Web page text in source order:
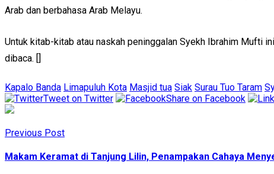
Arab dan berbahasa Arab Melayu.
Untuk kitab-kitab atau naskah peninggalan Syekh Ibrahim Mufti
dibaca. []
Kapalo Banda Limapuluh Kota Masjid tua Siak Surau Tuo Taram
Tweet on Twitter
Share on Facebook
Previous Post
Makam Keramat di Tanjung Lilin, Penampakan Cahaya